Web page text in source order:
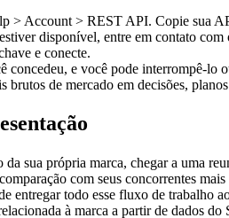
> Account > REST API. Copie sua
disponível, entre em contato
e conecte.
concedeu, e você pode interrompê-lo
de mercado em decisões,
sua própria marca, chegar a uma
com seus concorrentes
entregar todo esse fluxo de trabalho